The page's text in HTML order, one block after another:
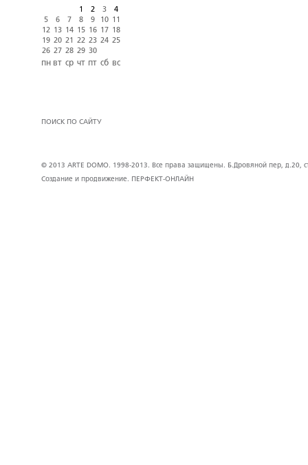
1
2 3
4
5
6 7 8 9 10
11
12 13 14 15 16 17
18
19 20 21 22 23 24 25
26 27 28 29 30
пн вт ср чт пт сб вс
ПОИСК ПО САЙТУ
© 2013 ARTE DOMO. 1998-2013. Все права защищены. Б.Дровяной пер, д.20,
Создание и продвижение.
ПЕРФЕКТ-ОНЛАЙН